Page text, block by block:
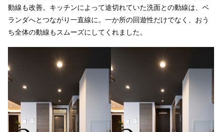
動線も改善。キッチンによって途切れていた洗面との動線は、ベ
ランダへとつながり一直線に。一か所の回遊性だけでなく、おう
ち全体の動線もスムーズにしてくれました。